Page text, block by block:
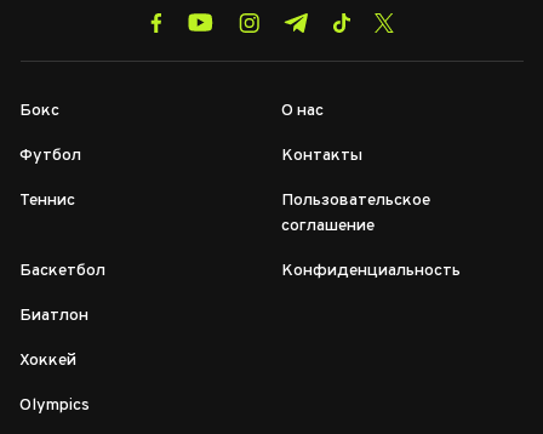
Бокс
Футбол
Теннис
Баскетбол
Биатлон
Хоккей
Olympics
О нас
Контакты
Пользовательское
соглашение
Конфиденциальность